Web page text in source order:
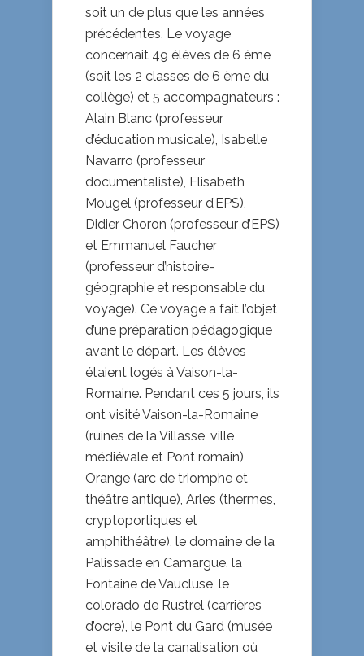
soit un de plus que les années
précédentes. Le voyage
concernait 49 élèves de 6 ème
(soit les 2 classes de 6 ème du
collège) et 5 accompagnateurs :
Alain Blanc (professeur
d’éducation musicale), Isabelle
Navarro (professeur
documentaliste), Elisabeth
Mougel (professeur d’EPS),
Didier Choron (professeur d’EPS)
et Emmanuel Faucher
(professeur d’histoire-
géographie et responsable du
voyage). Ce voyage a fait l’objet
d’une préparation pédagogique
avant le départ. Les élèves
étaient logés à Vaison-la-
Romaine. Pendant ces 5 jours, ils
ont visité Vaison-la-Romaine
(ruines de la Villasse, ville
médiévale et Pont romain),
Orange (arc de triomphe et
théâtre antique), Arles (thermes,
cryptoportiques et
amphithéâtre), le domaine de la
Palissade en Camargue, la
Fontaine de Vaucluse, le
colorado de Rustrel (carrières
d’ocre), le Pont du Gard (musée
et visite de la canalisation où